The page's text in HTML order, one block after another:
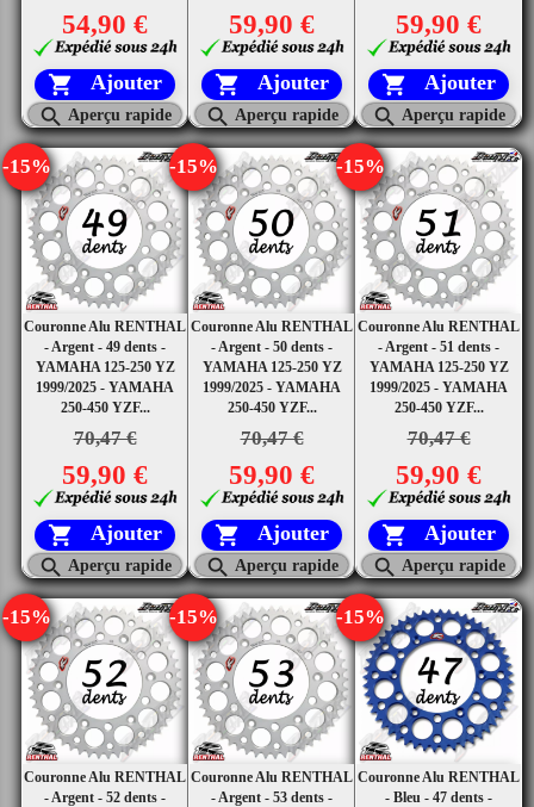
54,90 €
 Ajouter
 Aperçu rapide
59,90 €
 Ajouter
 Aperçu rapide
59,90 €
 Ajouter
 Aperçu rapide
Couronne Alu RENTHAL
- Argent - 49 dents -
YAMAHA 125-250 YZ
1999/2025 - YAMAHA
250-450 YZF...
70,47 €
-15%
59,90 €
 Ajouter
 Aperçu rapide
Couronne Alu RENTHAL
- Argent - 50 dents -
YAMAHA 125-250 YZ
1999/2025 - YAMAHA
250-450 YZF...
70,47 €
-15%
59,90 €
 Ajouter
 Aperçu rapide
Couronne Alu RENTHAL
- Argent - 51 dents -
YAMAHA 125-250 YZ
1999/2025 - YAMAHA
250-450 YZF...
70,47 €
-15%
59,90 €
 Ajouter
 Aperçu rapide
Couronne Alu RENTHAL
- Argent - 52 dents -
-15%
Couronne Alu RENTHAL
- Argent - 53 dents -
-15%
Couronne Alu RENTHAL
- Bleu - 47 dents -
-15%